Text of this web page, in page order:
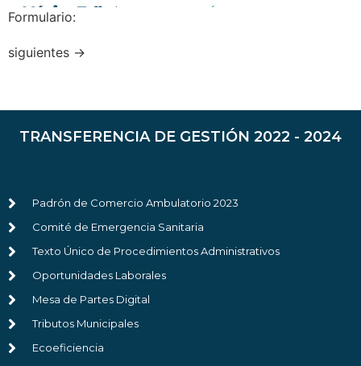
Formulario:
siguientes →
TRANSFERENCIA DE GESTIÓN 2022 - 2024
Padrón de Comercio Ambulatorio 2023
Comité de Emergencia Sanitaria
Texto Único de Procedimientos Administrativos
Oportunidades Laborales
Mesa de Partes Digital
Tributos Municipales
Ecoeficiencia